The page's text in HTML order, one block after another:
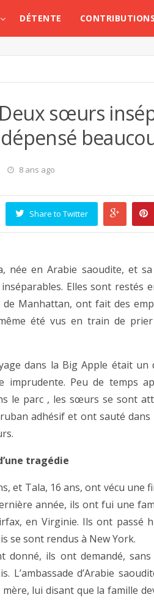
DÉTENTE CONTRIBUTIONS
sœurs
8 ans ago
Share to Twitter
née en Arabie saoudite, et
Elles sont restés
de Manhattan, ont fait des
été vus en train de
dans la Big Apple était un
imprudente. Peu de temps
le parc , les sœurs se sont
adhésif et ont sauté dans
tragédie
et Tala, 16 ans, ont vécu une
année, ils ont fui une
en Virginie. Ils ont passé
se sont rendus à New York.
donné, ils ont demandé, sans
L’ambassade d’Arabie
lui disant que la famille